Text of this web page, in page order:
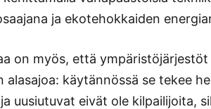
ja ekotehokkaiden
on myös, että
alasajoa: käytännössä se tekee
uusiutuvat eivät ole kilpailijoita,